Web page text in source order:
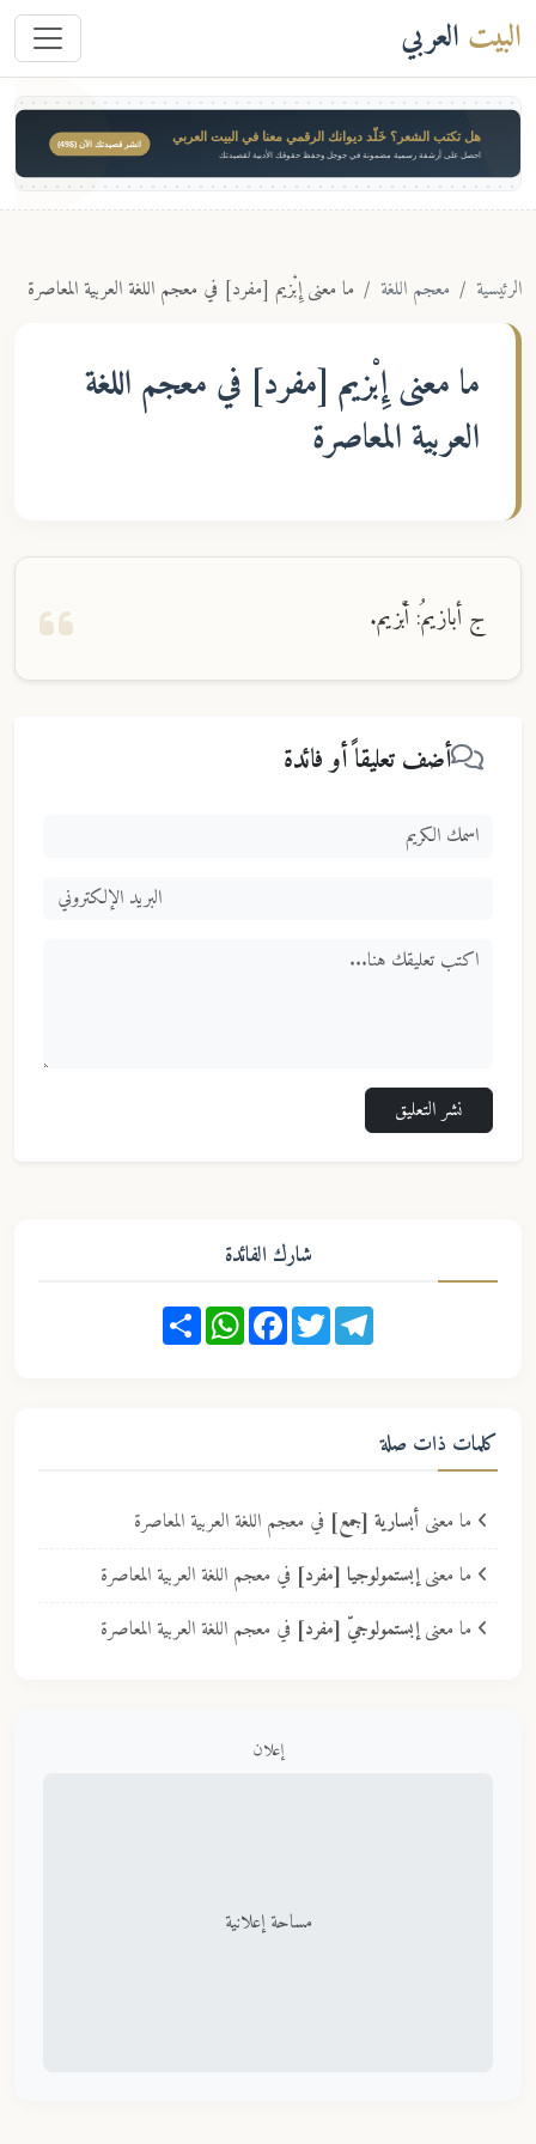
البيت العربي
هل تكتب الشعر؟ خَلّد ديوانك الرقمي معنا في البيت العربي
احصل على أرشفة رسمية مضمونة في جوجل وحفظ حقوقك الأدبية لقصيدتك
انشر قصيدتك الآن ($49)
الرئيسية معجم اللغة ما معنى إِبْزيم [مفرد] في معجم اللغة العربية المعاصرة
ما معنىإِبْزيم [مفرد] في معجم اللغة
العربية المعاصرة
ج أبازيمُ: أبْزيم.
أضف تعليقاً أو فائدة
نشر التعليق
شارك الفائدة
Share
WhatsAppFacebookTwitterTelegram
كلمات ذات صلة
ما معنى أبسارية [جمع] في معجم اللغة العربية المعاصرة
ما معنىإبستمولوجيا [مفرد] في معجم اللغة العربية المعاصرة
ما معنىإبستمولوجيّ [مفرد] في معجم اللغة العربية المعاصرة
إعلان
مساحة إعلانية